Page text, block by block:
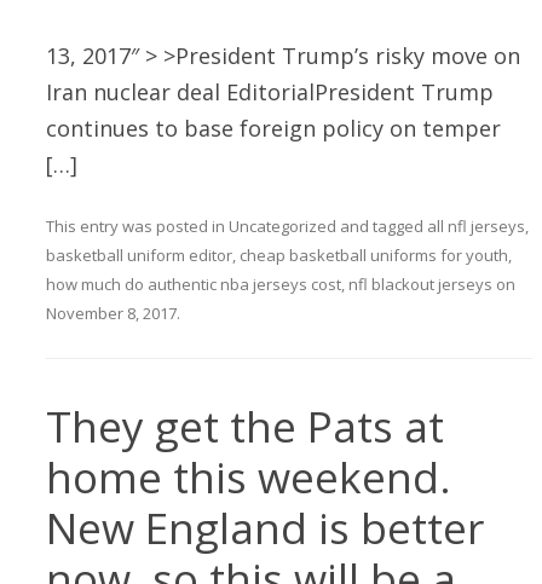
13, 2017″ > >President Trump’s risky move on
Iran nuclear deal EditorialPresident Trump
continues to base foreign policy on temper
[…]
This entry was posted in Uncategorized and tagged all nfl jerseys,
basketball uniform editor, cheap basketball uniforms for youth,
how much do authentic nba jerseys cost, nfl blackout jerseys on
November 8, 2017.
They get the Pats at
home this weekend.
New England is better